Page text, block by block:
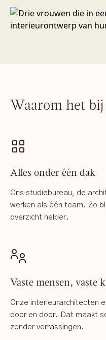
Waarom het
Alles onder één dak
Ons studiebureau, de
werken als één team. Zo
overzicht helder.
Vaste mensen, vaste
Onze interieurarchitecten
door en door. Dat maakt
zonder verrassingen.